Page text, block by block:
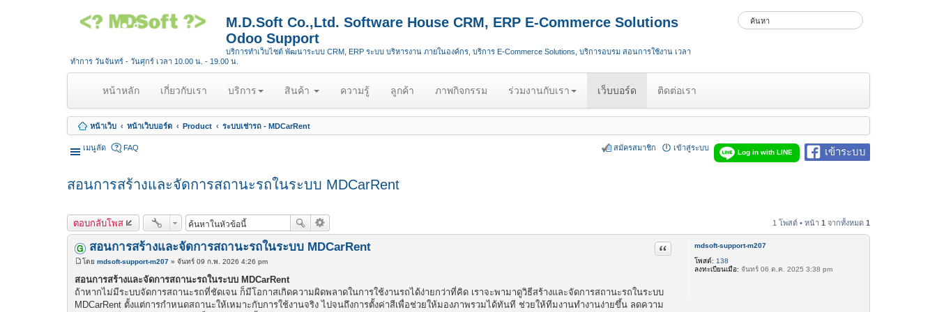
M.D.Soft Co.,Ltd. Software House CRM, ERP E-Commerce Solutions
Odoo Support
บริการทำเว็บไซต์ พัฒนาระบบ CRM, ERP ระบบ บริหารงาน ภายในองค์กร, บริการ E-Commerce Solutions, บริการอบรม สอนการใช้งาน เวลา
ทำการ วันจันทร์ - วันศุกร์ เวลา 10.00 น. - 19.00 น.
หน้าหลัก(
u
r
t
เกี่ยวกับเรา บริการ สินค้า ความรู้ ลูกค้า ภาพกิจกรรม ร่วมงานกับเรา เว็บบอร์ด ติดต่อเรา
หน้าเว็บ หน้าเว็บบอร์ด Product ระบบเช่ารถ - MDCarRent
เมนูลัด เข้าระบบ
Log in with LINE
FAQ เข้าสู่ระบบ
สมัครสมาชิก
สอนการสร้างและจัดการสถานะรถในระบบ MDCarRent
ตอบกลับโพส 1 โพสต์ • หน้า 1 จากทั้งหมด 1
mdsoft-support-m207
โพสต์: 138
ลงทะเบียนเมื่อ: จันทร์ 06 ต.ค. 2025 3:38 pm
สอนการสร้างและจัดการสถานะรถในระบบ MDCarRent อ้างคำพูด
พ
ส
ต์
โดย mdsoft-support-m207 » จันทร์ 09 ก.พ. 2026 4:26 pm
สอนการสร้างและจัดการสถานะรถในระบบ MDCarRent
ถ้าหากไม่มีระบบจัดการสถานะรถที่ชัดเจน ก็มีโอกาสเกิดความผิดพลาดในการใช้งานรถได้ง่ายกว่าที่คิด เราจะพามาดูวิธีสร้างและจัดการสถานะรถในระบบ
MDCarRent ตั้งแต่การกำหนดสถานะให้เหมาะกับการใช้งานจริง ไปจนถึงการตั้งค่าสีเพื่อช่วยให้มองภาพรวมได้ทันที ช่วยให้ทีมงานทำงานง่ายขึ้น ลดความ